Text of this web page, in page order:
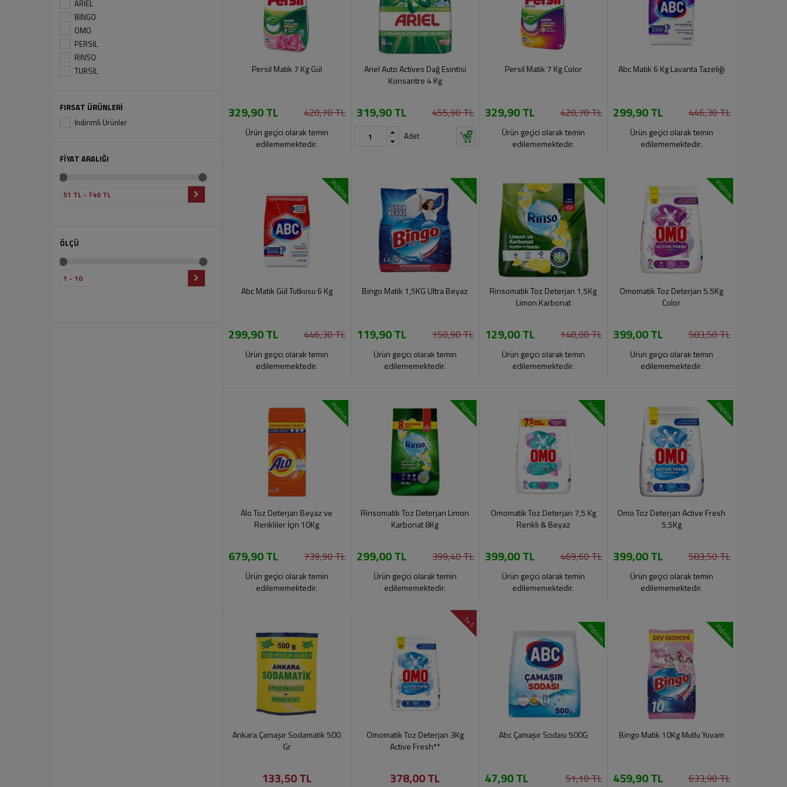
ARİEL
BİNGO
OMO
PERSİL
RİNSO
TURSİL
FIRSAT ÜRÜNLERİ
İndirimli Ürünler
FİYAT ARALIĞI
ÖLÇÜ
Persil Matik 7 Kg Gül
329,90 TL 420,70 TL
Ürün geçici olarak temin
edilememektedir.
Ariel Auto Actives Dağ Esintisi
Konsantre 4 Kg
319,90 TL 455,90 TL
Adet
Persil Matik 7 Kg Color
329,90 TL 420,70 TL
Ürün geçici olarak temin
edilememektedir.
Abc Matik 6 Kg Lavanta Tazeliği
299,90 TL 446,30 TL
Ürün geçici olarak temin
edilememektedir.
indirim
Abc Matik Gül Tutkusu 6 Kg
299,90 TL 446,30 TL
Ürün geçici olarak temin
edilememektedir.
indirim
Bingo Matik 1,5KG Ultra Beyaz
119,90 TL 150,90 TL
Ürün geçici olarak temin
edilememektedir.
indirim
Rinsomatik Toz Deterjan 1,5Kg
Limon Karbonat
129,00 TL 140,00 TL
Ürün geçici olarak temin
edilememektedir.
indirim
Omomatik Toz Deterjan 5.5Kg
Color
399,00 TL 583,50 TL
Ürün geçici olarak temin
edilememektedir.
indirim
Alo Toz Deterjan Beyaz ve
Renkliler İçin 10Kg
679,90 TL 739,90 TL
Ürün geçici olarak temin
edilememektedir.
indirim
Rinsomatik Toz Deterjan Limon
Karbonat 8Kg
299,00 TL 399,40 TL
Ürün geçici olarak temin
edilememektedir.
indirim
Omomatik Toz Deterjan 7,5 Kg
Renkli & Beyaz
399,00 TL 469,60 TL
Ürün geçici olarak temin
edilememektedir.
indirim
Omo Toz Deterjan Active Fresh
5,5Kg
399,00 TL 583,50 TL
Ürün geçici olarak temin
edilememektedir.
Ankara Çamaşır Sodamatik 500
Gr
133,50 TL
1+1
Omomatik Toz Deterjan 3Kg
Active Fresh**
378,00 TL
indirim
Abc Çamaşır Sodası 500G
47,90 TL 51,10 TL
indirim
Bingo Matik 10Kg Mutlu Yuvam
459,90 TL 633,90 TL